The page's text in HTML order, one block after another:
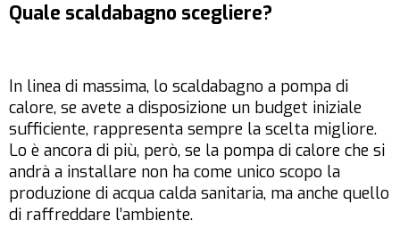
Quale scaldabagno scegliere?
In linea di massima, lo scaldabagno a pompa di
calore, se avete a disposizione un budget iniziale
sufficiente, rappresenta sempre la scelta migliore.
Lo è ancora di più, però, se la pompa di calore che si
andrà a installare non ha come unico scopo la
produzione di acqua calda sanitaria, ma anche quello
di raffreddare l’ambiente.